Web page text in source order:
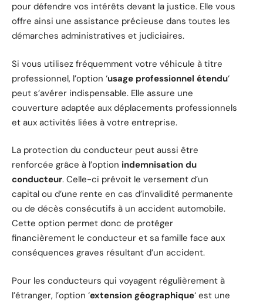
pour défendre vos intérêts devant la justice. Elle vous
offre ainsi une assistance précieuse dans toutes les
démarches administratives et judiciaires.
Si vous utilisez fréquemment votre véhicule à titre
professionnel, l’option ‘usage professionnel étendu‘
peut s’avérer indispensable. Elle assure une
couverture adaptée aux déplacements professionnels
et aux activités liées à votre entreprise.
La protection du conducteur peut aussi être
renforcée grâce à l’option indemnisation du
conducteur. Celle-ci prévoit le versement d’un
capital ou d’une rente en cas d’invalidité permanente
ou de décès consécutifs à un accident automobile.
Cette option permet donc de protéger
financièrement le conducteur et sa famille face aux
conséquences graves résultant d’un accident.
Pour les conducteurs qui voyagent régulièrement à
l’étranger, l’option ‘extension géographique‘ est une